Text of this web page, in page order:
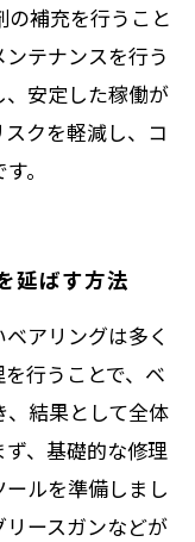
補充を行うこと
テナンスを行う
、安定した稼働が
クを軽減し、コ
。
延ばす方法
アリングは多く
行うことで、ベ
結果として全体
、基礎的な修理
ルを準備しまし
ースガンなどが